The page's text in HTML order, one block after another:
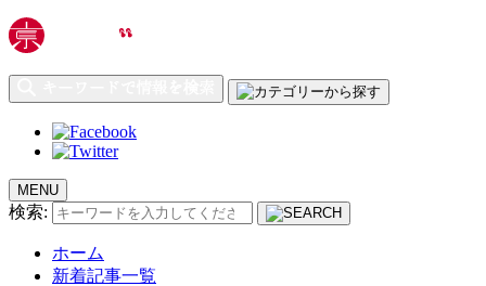
MENU
検索:
ホーム
新着記事一覧